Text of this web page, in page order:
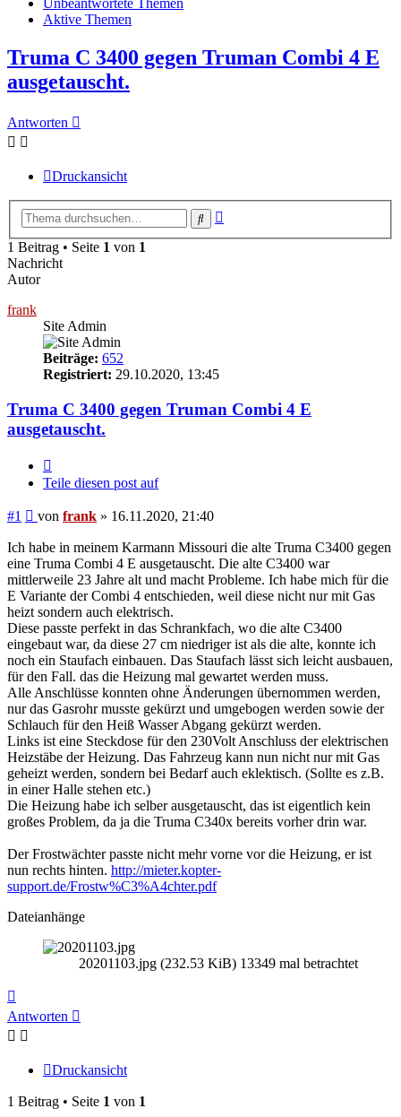
Unbeantwortete Themen
Aktive Themen
Truma C 3400 gegen Truman Combi 4 E
ausgetauscht.
Antworten
Druckansicht
Suche
1 Beitrag • Seite 1 von 1
Nachricht
Autor
frank
Site Admin
Beiträge: 652
Registriert: 29.10.2020, 13:45
Truma C 3400 gegen Truman Combi 4 E
ausgetauscht.
Teile diesen post auf
#1 Beitrag
von frank » 16.11.2020, 21:40
Ich habe in meinem Karmann Missouri die alte Truma C3400 gegen
eine Truma Combi 4 E ausgetauscht. Die alte C3400 war
mittlerweile 23 Jahre alt und macht Probleme. Ich habe mich für die
E Variante der Combi 4 entschieden, weil diese nicht nur mit Gas
heizt sondern auch elektrisch.
Diese passte perfekt in das Schrankfach, wo die alte C3400
eingebaut war, da diese 27 cm niedriger ist als die alte, konnte ich
noch ein Staufach einbauen. Das Staufach lässt sich leicht ausbauen,
für den Fall. das die Heizung mal gewartet werden muss.
Alle Anschlüsse konnten ohne Änderungen übernommen werden,
nur das Gasrohr musste gekürzt und umgebogen werden sowie der
Schlauch für den Heiß Wasser Abgang gekürzt werden.
Links ist eine Steckdose für den 230Volt Anschluss der elektrischen
Heizstäbe der Heizung. Das Fahrzeug kann nun nicht nur mit Gas
geheizt werden, sondern bei Bedarf auch eklektisch. (Sollte es z.B.
in einer Halle stehen etc.)
Die Heizung habe ich selber ausgetauscht, das ist eigentlich kein
großes Problem, da ja die Truma C340x bereits vorher drin war.
Der Frostwächter passte nicht mehr vorne vor die Heizung, er ist
nun rechts hinten. http://mieter.kopter-
support.de/Frostw%C3%A4chter.pdf
Dateianhänge
20201103.jpg (232.53 KiB) 13349 mal betrachtet
oben
Antworten
Druckansicht
1 Beitrag • Seite 1 von 1